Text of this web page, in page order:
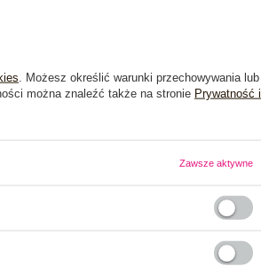
. Możesz określić warunki przechowywania lub
można znaleźć także na stronie Prywatność i
Zawsze aktywne